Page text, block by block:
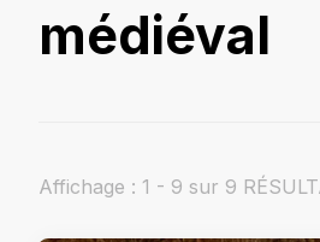
médiéval
Affichage : 1 - 9 sur 9